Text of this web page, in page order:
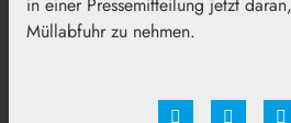
Müllabfuhr zu nehmen.